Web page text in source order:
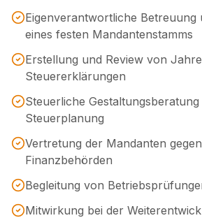
Eigenverantwortliche Betreuung
eines festen Mandantenstamms
Erstellung und Review von
Steuererklärungen
Steuerliche Gestaltungsberatung
Steuerplanung
Vertretung der Mandanten
Finanzbehörden
Begleitung von
Mitwirkung bei der